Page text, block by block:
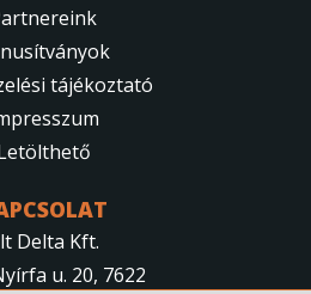
tájékoztató
Delta Kft.
u. 20, 7622